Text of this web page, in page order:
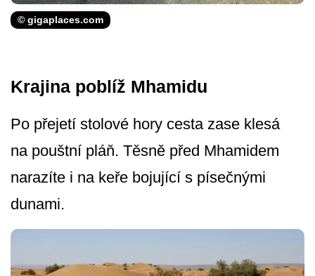
© gigaplaces.com
Krajina poblíž Mhamidu
Po přejetí stolové hory cesta zase klesá
na pouštní pláň. Těsně před Mhamidem
narazíte i na keře bojující s písečnými
dunami.